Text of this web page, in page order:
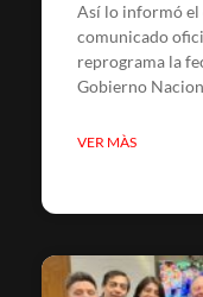
Así lo informó el
comunicado
reprograma la
Gobierno
VER MÀS